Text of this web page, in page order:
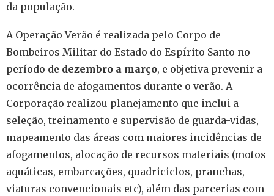
da população.
A Operação Verão é realizada pelo Corpo de
Bombeiros Militar do Estado do Espírito Santo no
período de dezembro a março, e objetiva prevenir a
ocorrência de afogamentos durante o verão. A
Corporação realizou planejamento que inclui a
seleção, treinamento e supervisão de guarda-vidas,
mapeamento das áreas com maiores incidências de
afogamentos, alocação de recursos materiais (motos
aquáticas, embarcações, quadriciclos, pranchas,
viaturas convencionais etc), além das parcerias com